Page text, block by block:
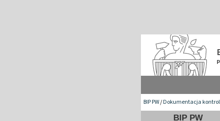
BIP PW/Dokumentacja
BIP PW